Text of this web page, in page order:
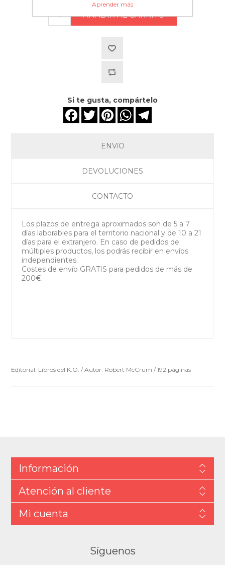
Si te gusta, compártelo
FacebookTwitter PinterestWhatsApp
ENVíO
DEVOLUCIONES
CONTACTO
Los plazos de entrega aproximados son de 5 a 7
días laborables para el territorio nacional y de 10 a 21
días para el extranjero. En caso de pedidos de
múltiples productos, los podrás recibir en envíos
independientes.
Costes de envío GRATIS para pedidos de más de
200€.
Editorial: Libros del K.O. / Autor: Robert McCrum / 192 páginas
Información
Atención al cliente
Mi cuenta
Síguenos
Aprender más